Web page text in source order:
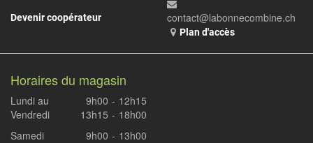
Devenir coopérateur
contact@labonnecombine.ch
Plan d'accès
Horaires du magasin
Lundi au
Vendredi
9h00
13h15
-
-
12h15
18h00
Samedi
9h00 - 13h00